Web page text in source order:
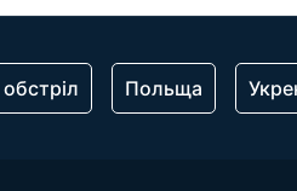
обстріл Польща